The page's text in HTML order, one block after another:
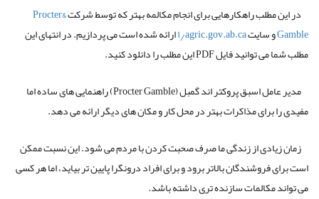
در این مطلب راهکارهایی برای انجام مکالمه بهتر که توسط شرکتProcter&
Gambleو سایت۱٫agric.gov.ab.caارائه شده است می پردازیم. در انتهای این
مطلب شما می توانید فایل PDF این مطلب را دانلود کنید.
مدیر عامل اسبق پروکتر اند گمبل (Procter Gamble) راهنمایی های ساده اما
مفیدی را برای مذاکرات بهتر در محل کار و مکان های دیگر ارائه می دهد.
زمان زیادی از زندگی ما صرف صحبت کردن با مردم می شود. این نسبت ممکن
است برای فروشندگان بالاتر برود و برای افراد درونگرا پایین تر بیاید، اما هر کسی
می تواند مکالمات سازنده تری داشته باشد.